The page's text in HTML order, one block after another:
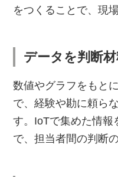
をつくることで、現
データを判断
数値やグラフをもと
で、経験や勘に頼ら
す。IoTで集めた情報
で、担当者間の判断